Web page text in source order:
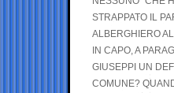
STRAPPATO IL
ALBERGHIERO
IN CAPO, A
GIUSEPPI UN
COMUNE?